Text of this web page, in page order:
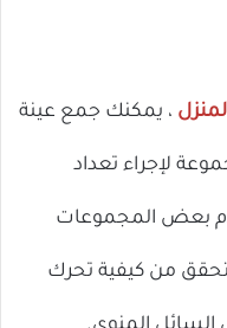
، يمكنك جمع عينة
لإجراء تعداد
بعض المجموعات
من كيفية تحرك